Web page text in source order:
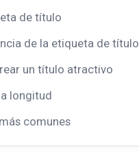
de título
de la etiqueta de título
un título atractivo
longitud
comunes